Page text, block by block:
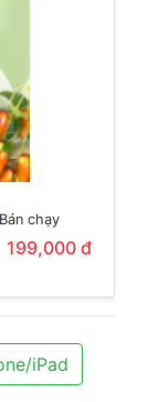
Bán chạy
199,000 đ
iPad